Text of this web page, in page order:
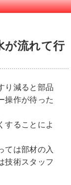
が流れて行
り減ると部品
操作が待った
することによ
ては部材の入
技術スタッフ